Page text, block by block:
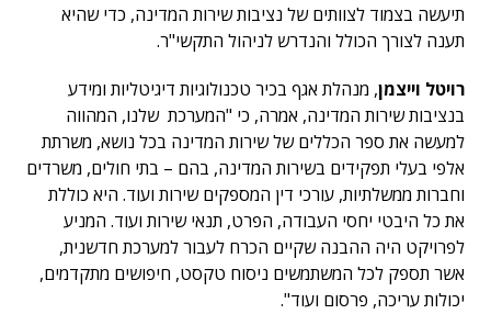
תיעשה בצמוד לצוותים של נציבות שירות המדינה, כדי שהיא
תענה לצורך הכולל והנדרש לניהול התקשי"ר.
רויטל וייצמן, מנהלת אגף בכיר טכנולוגיות דיגיטליות ומידע
בנציבות שירות המדינה, אמרה, כי "המערכת שלנו, המהווה
למעשה את ספר הכללים של שירות המדינה בכל נושא, משרתת
אלפי בעלי תפקידים בשירות המדינה, בהם – בתי חולים, משרדים
וחברות ממשלתיות, עורכי דין המספקים שירות ועוד. היא כוללת
את כל היבטי יחסי העבודה, הפרט, תנאי שירות ועוד. המניע
לפרויקט היה ההבנה שקיים הכרח לעבור למערכת חדשנית,
אשר תספק לכל המשתמשים ניסוח טקסט, חיפושים מתקדמים,
יכולות עריכה, פרסום ועוד".